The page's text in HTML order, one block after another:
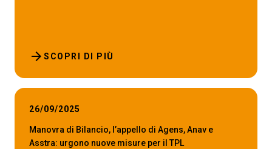
SCOPRI DI PIÙ
arrow_forward
26/09/2025
Manovra di Bilancio, l’appello di Agens, Anav e
Asstra: urgono nuove misure per il TPL